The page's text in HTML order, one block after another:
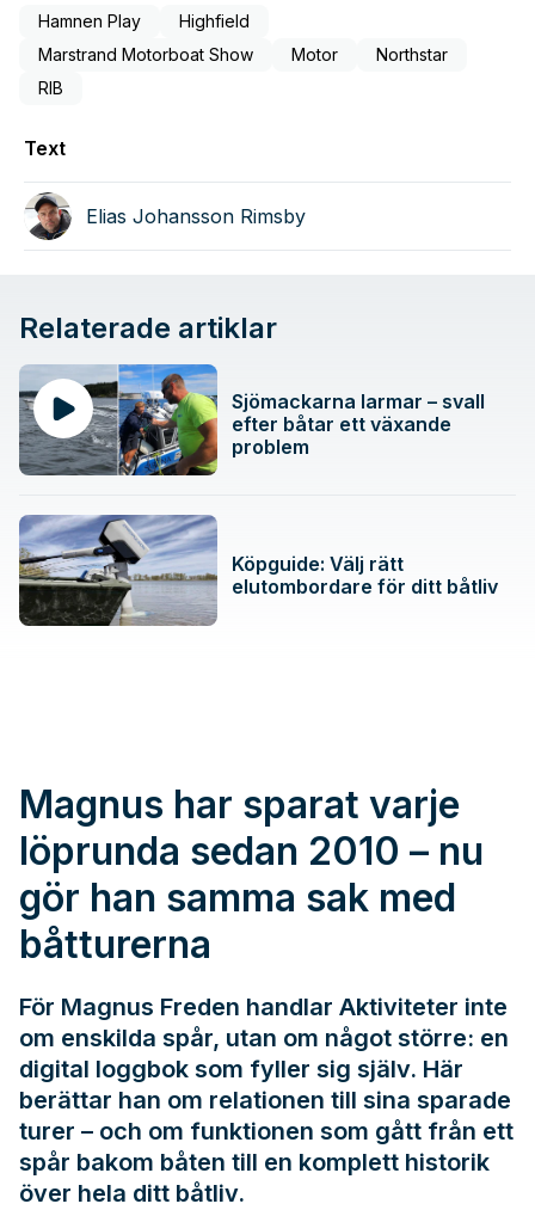
Hamnen Play
Highfield
Marstrand Motorboat Show
Motor
Northstar
RIB
Text
Elias Johansson Rimsby
Relaterade artiklar
Sjömackarna larmar – svall
efter båtar ett växande
problem
Köpguide: Välj rätt
elutombordare för ditt båtliv
Magnus har sparat varje
löprunda sedan 2010 – nu
gör han samma sak med
båtturerna
För Magnus Freden handlar Aktiviteter inte
om enskilda spår, utan om något större: en
digital loggbok som fyller sig själv. Här
berättar han om relationen till sina sparade
turer – och om funktionen som gått från ett
spår bakom båten till en komplett historik
över hela ditt båtliv.